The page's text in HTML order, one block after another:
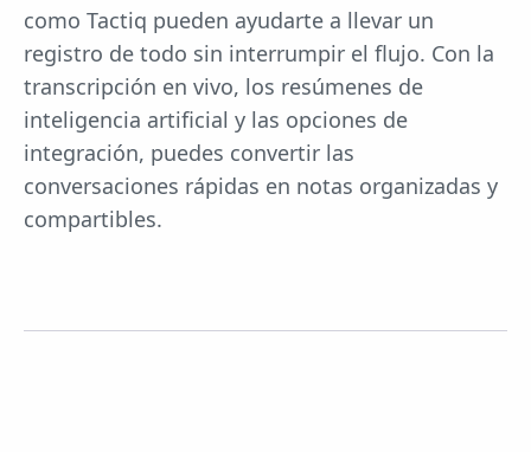
como Tactiq pueden ayudarte a llevar un
registro de todo sin interrumpir el flujo. Con la
transcripción en vivo, los resúmenes de
inteligencia artificial y las opciones de
integración, puedes convertir las
conversaciones rápidas en notas organizadas y
compartibles.